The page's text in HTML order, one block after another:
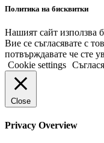
Политика на бисквитки
Нашият сайт използва
Вие се съгласявате с
потвърждавате че сте
Cookie settings
Close
Privacy Overview